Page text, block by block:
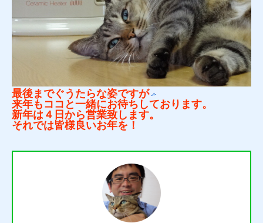
最後までぐうたらな姿ですが
来年もココと一緒にお待ちしております。
新年は４日から営業致します。
それでは皆様良いお年を！